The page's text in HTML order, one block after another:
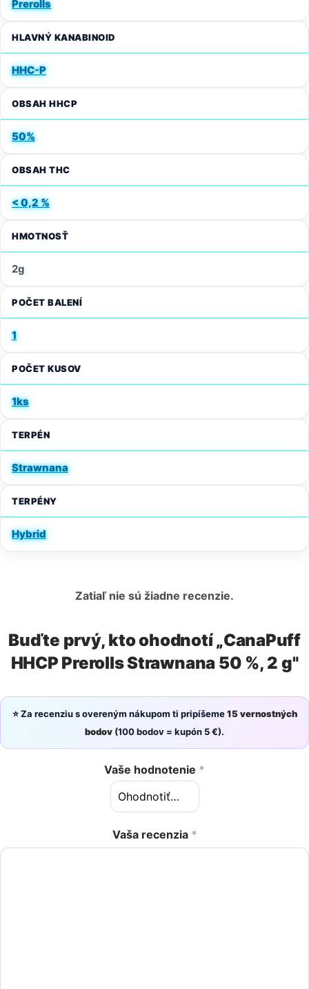
Prerolls
HLAVNÝ KANABINOID
HHC-P
OBSAH HHCP
50%
OBSAH THC
< 0,2 %
HMOTNOSŤ
2g
POČET BALENÍ
1
POČET KUSOV
1ks
TERPÉN
Strawnana
TERPÉNY
Hybrid
Zatiaľ nie sú žiadne recenzie.
Buďte prvý, kto ohodnotí „CanaPuff
HHCP Prerolls Strawnana 50 %, 2 g"
⭐ Za recenziu s overeným nákupom ti pripíšeme15 vernostných
bodov (100 bodov = kupón 5 €).
Vaše hodnotenie *
Vaša recenzia *